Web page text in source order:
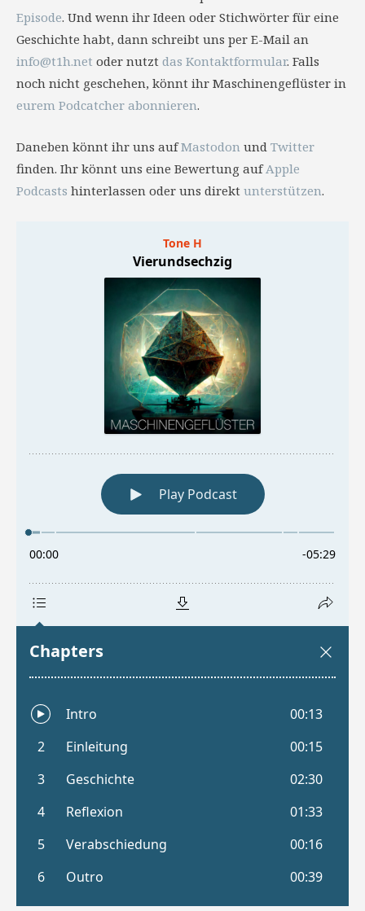
Episode. Und wenn ihr Ideen oder Stichwörter für eine
Geschichte habt, dann schreibt uns per E-Mail an
info@t1h.net oder nutzt das Kontaktformular. Falls
noch nicht geschehen, könnt ihr Maschinengeflüster in
eurem Podcatcher abonnieren.
Daneben könnt ihr uns aufMastodon und Twitter
finden. Ihr könnt uns eine Bewertung aufApple
Podcasts hinterlassen oder uns direkt unterstützen.